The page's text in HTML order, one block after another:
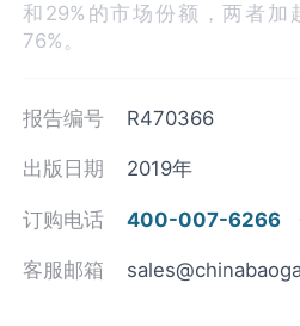
和29%的市场份额，两者加
76%。
报告编号 R470366
出版日期 2019年
订购电话 400-007-6266
客服邮箱